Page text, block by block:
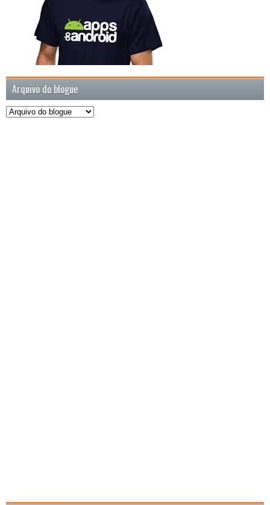
Arquivo do blogue